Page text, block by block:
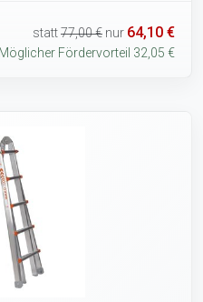
statt77,00 € nur 64,10 €
Möglicher Fördervorteil 32,05 €